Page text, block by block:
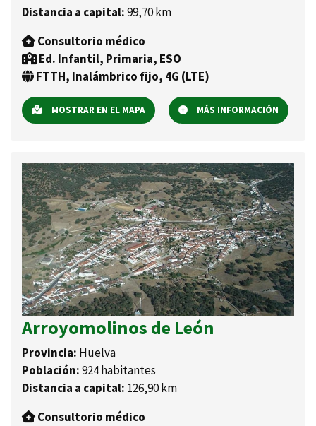
Distancia a capital:99,70 km
Consultorio médico
Ed. Infantil, Primaria, ESO
FTTH, Inalámbrico fijo, 4G (LTE)
MOSTRAR EN EL MAPA MÁS INFORMACIÓN
Arroyomolinos de León
Provincia: Huelva
Población:924 habitantes
Distancia a capital: 126,90 km
Consultorio médico